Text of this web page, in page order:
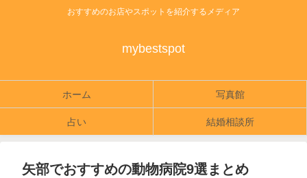
おすすめのお店やスポットを紹介するメディア
mybestspot
ホーム 写真館
占い 結婚相談所
矢部でおすすめの動物病院9選まとめ